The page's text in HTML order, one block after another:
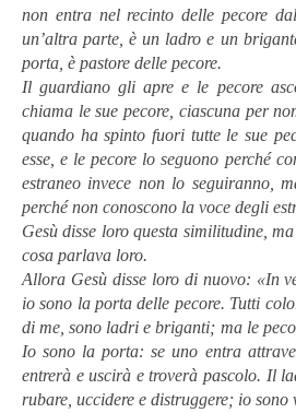
non entra nel recinto delle pecore
un’altra parte, è un ladro e un
porta, è pastore delle pecore.
Il guardiano gli apre e le pecore
chiama le sue pecore, ciascuna per
quando ha spinto fuori tutte le sue
esse, e le pecore lo seguono perché
estraneo invece non lo seguiranno,
perché non conoscono la voce degli
Gesù disse loro questa similitudine,
cosa parlava loro.
Allora Gesù disse loro di nuovo: «In
io sono la porta delle pecore. Tutti
di me, sono ladri e briganti; ma le
Io sono la porta: se uno entra
entrerà e uscirà e troverà pascolo. Il
rubare, uccidere e distruggere; io sono